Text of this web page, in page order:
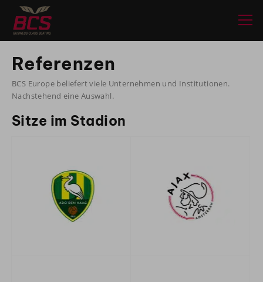
Referenzen
BCS Europe beliefert viele Unternehmen und Institutionen.
Nachstehend eine Auswahl.
Sitze im Stadion